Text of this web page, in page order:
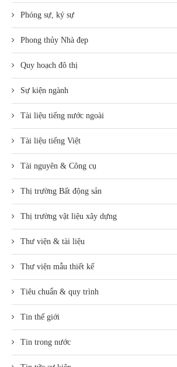
Phóng sự, ký sự
Phong thủy Nhà đẹp
Quy hoạch đô thị
Sự kiện ngành
Tài liệu tiếng nước ngoài
Tài liệu tiếng Việt
Tài nguyên & Công cụ
Thị trường Bất động sản
Thị trường vật liệu xây dựng
Thư viện & tài liệu
Thư viện mẫu thiết kế
Tiêu chuẩn & quy trình
Tin thế giới
Tin trong nước